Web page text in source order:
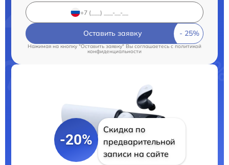
Оставить заявку
Нажимая на кнопку "Оставить заявку" Вы соглашаетесь cполитикой
конфиденциальности
-20%
Скидка по
предварительной
записи на сайте